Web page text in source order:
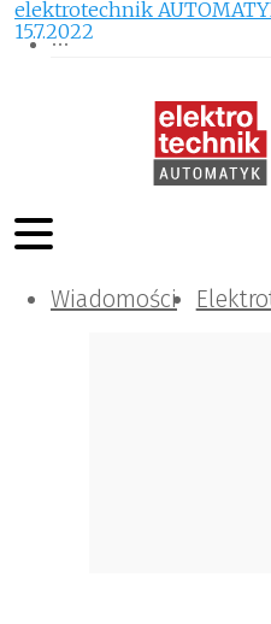
Wiadomości
Komunikacja i IT
Kontrola
Tematy specjalne
elektrotechnik
15.7.2022